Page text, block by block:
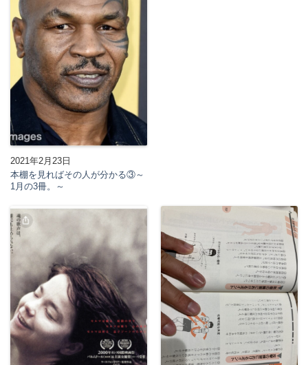
2021年2月23日
本棚を見ればその人が分かる③～
1月の3冊。～